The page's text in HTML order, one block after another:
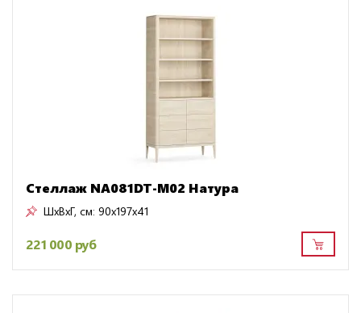
Стеллаж NA081DT-M02 Натура
ШxВxГ, см: 90x197x41
221 000 руб